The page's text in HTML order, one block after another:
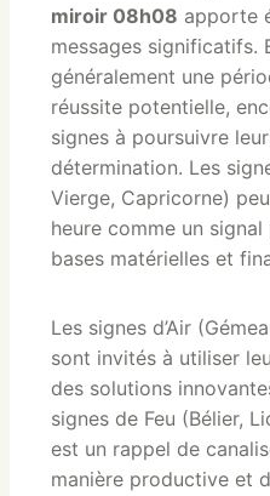
miroir 08h08 apporte
messages significatifs.
généralement une
réussite potentielle,
signes à poursuivre
détermination. Les
Vierge, Capricorne)
heure comme un
bases matérielles et
Les signes d’Air
sont invités à utiliser
des solutions
signes de Feu (Bélier,
est un rappel de
manière productive et